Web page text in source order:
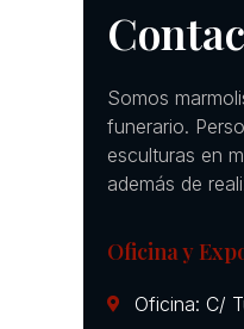
Somos
funerario.
esculturas en
además de
Oficina y
Oficina: C/